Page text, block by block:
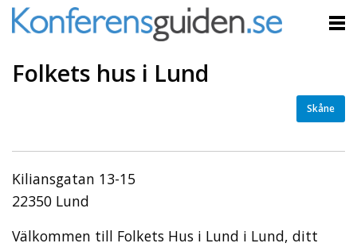
Folkets hus i Lund
Skåne
Kiliansgatan 13-15
22350 Lund
Välkommen till Folkets Hus i Lund i Lund, ditt